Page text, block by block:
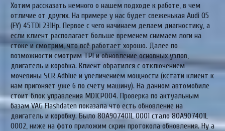
Хотим рассказать немного о нашем подходе к работе, в чем
отличие от других. На примере у нас будет свеженькая Audi Q5
(FY) 45TDi 231Hp. Первое с чего начинаем делаем диагностику, а
если клиент располагает больше временем снимаем логи на
стоке и смотрим, что всё работает хорошо. Далее по
возможности смотрим TPI и обновление основных узлов,
двигатель и коробка. Клиент обратился с отключением
мочевины SCR Adblue и увеличением мощности (кстати клиент к
нам пригоняет уже 6 по счету машину). На данном автомобиле
стоит блок управления MD1CP004. Проверка по актуальным
базам VAG Flashdaten показала что есть обновление на
двигатель и коробку. Было 80A907401L 0001 стало 80A907401L
0002, ниже на фото приложим скрин протокола обновления. Ну а